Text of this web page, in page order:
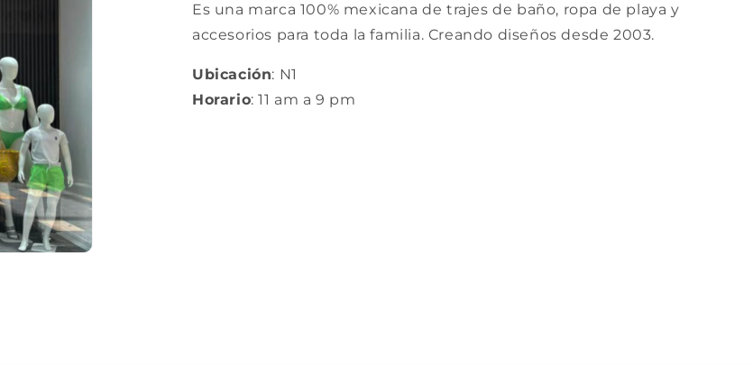
Es una marca 100% mexicana de trajes de baño, ropa de playa y
accesorios para toda la familia. Creando diseños desde 2003.
Ubicación: N1
Horario: 11 am a 9 pm